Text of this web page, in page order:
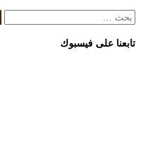
البحث
عن:
تابعنا على فيسبوك